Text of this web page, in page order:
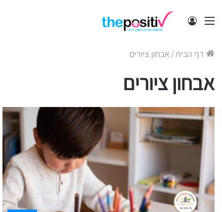
תפריט התחבר
דף הבית/ אבחון ציורים
אבחון ציורים